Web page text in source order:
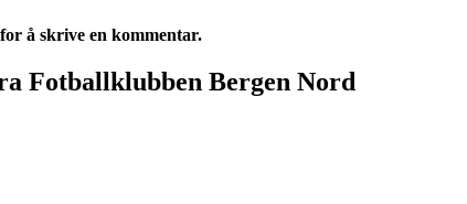
å skrive en kommentar.
Fotballklubben Bergen Nord